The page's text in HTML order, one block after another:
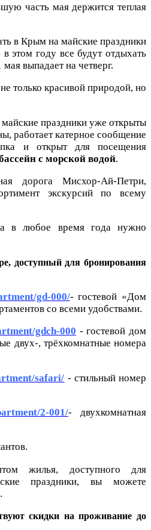
часть мая держится теплая
в Крым на майские праздники
этом году все будут отдыхать
мая выпадает на четверг.
только красивой природой, но
праздники уже открыты
работает катерное сообщение
и открыт для посещения
с морской водой.
дорога Мисхор-Ай-Петри,
экскурсий по всему
в любое время года нужно
доступный для бронирования
gd-000/- гостевой «Дом
со всеми удобствами.
gdch-000 - гостевой дом
двух-, трёхкомнатные номера
safari/ - стильный номер
2-001/- двухкомнатная
жилья, доступного для
праздники, вы можете
.
скидки на проживание до